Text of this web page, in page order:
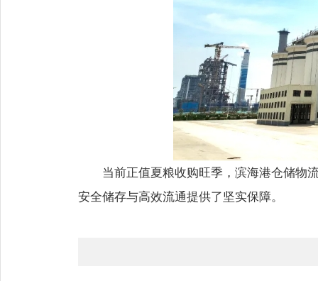
当前正值夏粮收购旺季，滨海港仓储物
安全储存与高效流通提供了坚实保障。